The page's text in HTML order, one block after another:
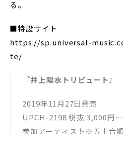
る。
■特設サイト
https://sp.universal-
te/
『井上陽水トリビュート』
2019年11月27日発売
UPCH-2198 税抜:3,000円
参加アーティスト※五十音順